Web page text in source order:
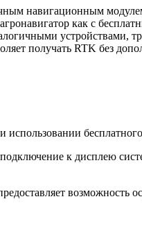
навигационным
как с
устройствами,
получать RTK без
использовании
к дисплею
возможность